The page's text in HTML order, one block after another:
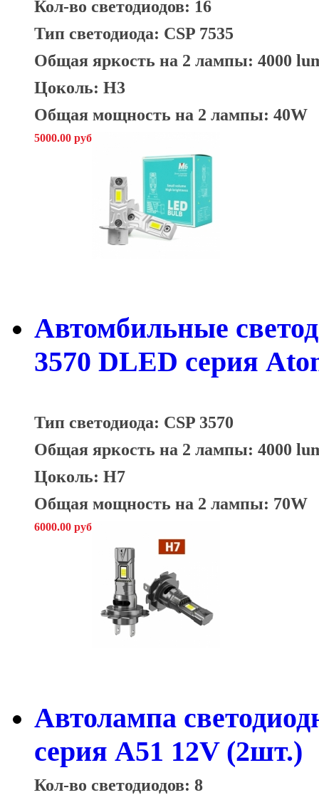
Кол-во светодиодов: 16
Тип светодиода: CSP 7535
Общая яркость на 2 лампы: 4000
Цоколь: H3
Общая мощность на 2 лампы: 40W
5000.00 руб
Автомбильные
3570 DLED серия
Тип светодиода: CSP 3570
Общая яркость на 2 лампы: 4000
Цоколь: H7
Общая мощность на 2 лампы: 70W
6000.00 руб
Автолампа
серия A51 12V (2шт.)
Кол-во светодиодов: 8